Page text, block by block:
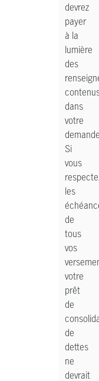
devrez
payer
à la
lumière
des
dans
votre
Si
vous
les
de
tous
vos
votre
prêt
de
de
dettes
ne
devrait